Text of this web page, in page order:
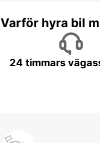
Varför hyra bil
24 timmars